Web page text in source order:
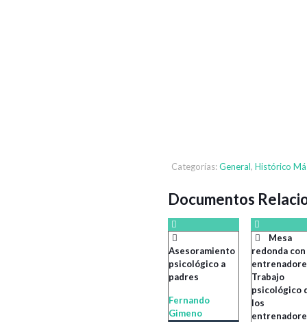
Categorías:General, Histórico
Documentos
Asesoramiento
psicológico a
padres
Fernando
Gimeno
Mesa
redonda con
Trabajo
psicológico
los